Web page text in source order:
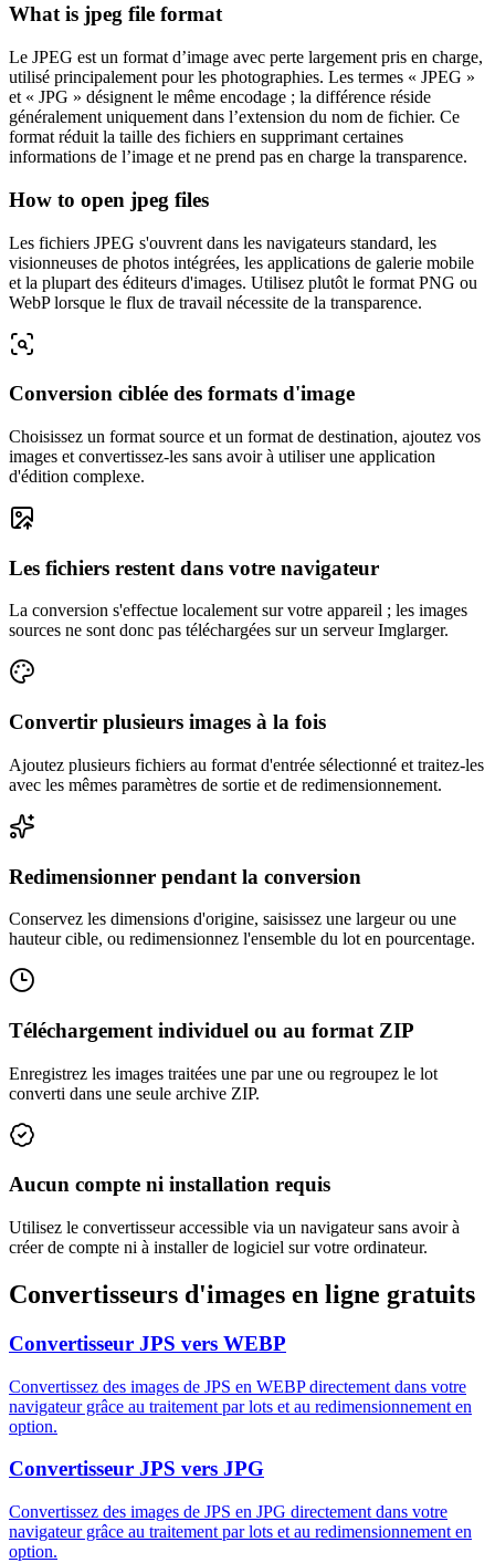
What is jpeg file format
Le JPEG est un format d’image avec perte largement pris en charge,
utilisé principalement pour les photographies. Les termes « JPEG »
et « JPG » désignent le même encodage ; la différence réside
généralement uniquement dans l’extension du nom de fichier. Ce
format réduit la taille des fichiers en supprimant certaines
informations de l’image et ne prend pas en charge la transparence.
How to open jpeg files
Les fichiers JPEG s'ouvrent dans les navigateurs standard, les
visionneuses de photos intégrées, les applications de galerie mobile
et la plupart des éditeurs d'images. Utilisez plutôt le format PNG ou
WebP lorsque le flux de travail nécessite de la transparence.
Conversion ciblée des formats d'image
Choisissez un format source et un format de destination, ajoutez vos
images et convertissez-les sans avoir à utiliser une application
d'édition complexe.
Les fichiers restent dans votre navigateur
La conversion s'effectue localement sur votre appareil ; les images
sources ne sont donc pas téléchargées sur un serveur Imglarger.
Convertir plusieurs images à la fois
Ajoutez plusieurs fichiers au format d'entrée sélectionné et traitez-les
avec les mêmes paramètres de sortie et de redimensionnement.
Redimensionner pendant la conversion
Conservez les dimensions d'origine, saisissez une largeur ou une
hauteur cible, ou redimensionnez l'ensemble du lot en pourcentage.
Téléchargement individuel ou au format ZIP
Enregistrez les images traitées une par une ou regroupez le lot
converti dans une seule archive ZIP.
Aucun compte ni installation requis
Utilisez le convertisseur accessible via un navigateur sans avoir à
créer de compte ni à installer de logiciel sur votre ordinateur.
Convertisseurs d'images en ligne gratuits
Convertisseur JPS vers WEBP
Convertissez des images de JPS en WEBP directement dans votre
navigateur grâce au traitement par lots et au redimensionnement en
option.
Convertisseur JPS vers JPG
Convertissez des images de JPS en JPG directement dans votre
navigateur grâce au traitement par lots et au redimensionnement en
option.